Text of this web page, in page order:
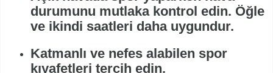
durumunu mutlaka kontrol edin. Öğle
ve ikindi saatleri daha uygundur.
Katmanlı ve nefes alabilen spor
kıyafetleri tercih edin.